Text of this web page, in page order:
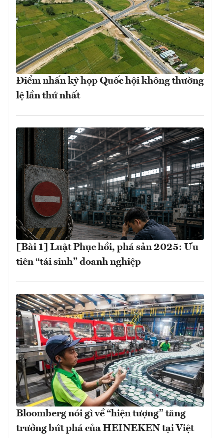
Điểm nhấn kỳ họp Quốc hội không thường
lệ lần thứ nhất
[Bài 1] Luật Phục hồi, phá sản 2025: Ưu
tiên “tái sinh” doanh nghiệp
Bloomberg nói gì về “hiện tượng” tăng
trưởng bứt phá của HEINEKEN tại Việt